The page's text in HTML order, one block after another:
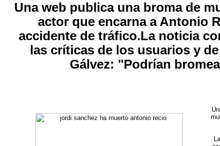
Una web publica una broma de
actor que encarna a Antonio
accidente de tráfico.La noticia
las críticas de los usuarios y
Gálvez: "Podrían